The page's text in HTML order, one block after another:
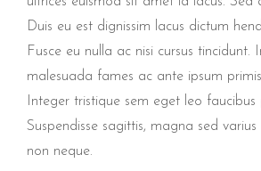
Duis eu est dignissim lacus dictum
Fusce eu nulla ac nisi cursus tincidunt.
malesuada fames ac ante ipsum
Integer tristique sem eget leo faucibus
Suspendisse sagittis, magna sed
non neque.